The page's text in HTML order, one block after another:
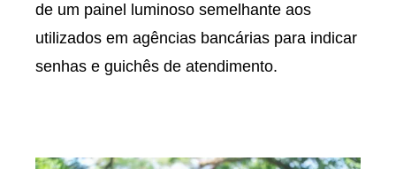
de um painel luminoso semelhante aos
utilizados em agências bancárias para indicar
senhas e guichês de atendimento.